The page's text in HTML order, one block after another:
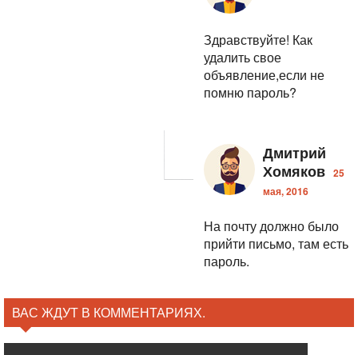
Здравствуйте! Как
удалить свое
объявление,если не
помню пароль?
Дмитрий
Хомяков 25
мая, 2016
На почту должно было
прийти письмо, там есть
пароль.
ВАС ЖДУТ В КОММЕНТАРИЯХ.